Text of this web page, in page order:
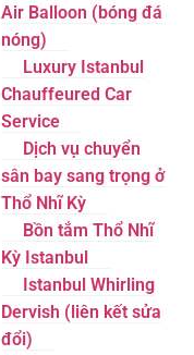
Air Balloon (bóng đá
nóng)
Luxury Istanbul
Chauffeured Car
Service
Dịch vụ chuyển
sân bay sang trọng ở
Thổ Nhĩ Kỳ
Bồn tắm Thổ Nhĩ
Kỳ Istanbul
Istanbul Whirling
Dervish (liên kết sửa
đổi)